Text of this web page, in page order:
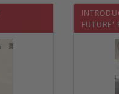
FUTURE'